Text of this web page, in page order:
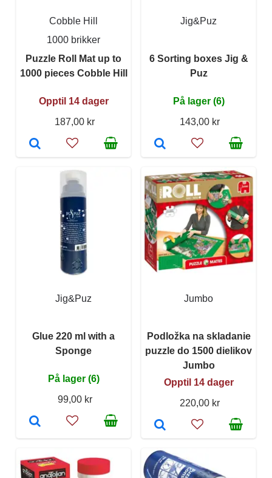
Cobble Hill
1000 brikker
Puzzle Roll Mat up to
1000 pieces Cobble Hill
Opptil 14 dager
187,00 kr
Jig&Puz
6 Sorting boxes Jig &
Puz
På lager (6)
143,00 kr
Jig&Puz
Glue 220 ml with a
Sponge
På lager (6)
99,00 kr
Jumbo
Podložka na skladanie
puzzle do 1500 dielikov
Jumbo
Opptil 14 dager
220,00 kr